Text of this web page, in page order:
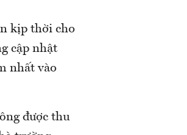
kịp thời cho
cập nhật
nhất vào
được thu